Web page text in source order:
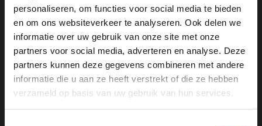
personaliseren, om functies voor social media te bieden
en om ons websiteverkeer te analyseren. Ook delen we
informatie over uw gebruik van onze site met onze
partners voor social media, adverteren en analyse. Deze
partners kunnen deze gegevens combineren met andere
informatie die u aan ze heeft verstrekt of die ze hebben
verzameld op basis van uw gebruik van hun services.
Zijlijnstraat 24
1433 DC
+31 6 42 52 32 80
+31 6 42 52 32 80